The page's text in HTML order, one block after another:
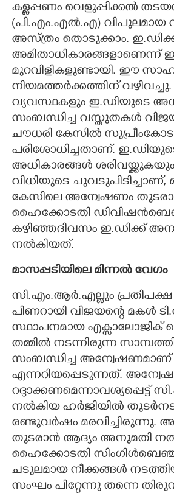
കള്ളപ്പണം വെളുപ്പിക്കൽ
(പി.എം.എൽ.എ) വിപുലമായ
അസ്ത്രം തൊടുക്കാം.
അമിതാധികാരങ്ങളാണെന്ന്
മുറവിളികളുണ്ടായി. ഈ
നിയമത്തർക്കത്തിന്
വ്യവസ്ഥകളും ഇ.ഡിയുടെ
സംബന്ധിച്ച വസ്തുതകൾ
ചൗധരി കേസിൽ
പരിശോധിച്ചതാണ്.
അധികാരങ്ങൾ
വിധിയുടെ ചുവടുപിടിച്ചാണ്,
കേസിലെ അന്വേഷണം
ഹൈക്കോടതി
കഴിഞ്ഞദിവസം ഇ.ഡിക്ക്
നൽകിയത്.
മാസപ്പടിയിലെ മിന്നൽ വേഗം
സി.എം.ആ‌ർ.എല്ലും
പിണറായി വിജയന്റെ മകൾ
സ്ഥാപനമായ
തമ്മിൽ നടന്നിരുന്ന
സംബന്ധിച്ച അന്വേഷണമാണ്
എന്നറിയപ്പെടുന്നത്.
നൽകിയ ഹർജിയിൽ
രണ്ടുവർഷം മരവിച്ചിരുന്നു.
തുടരാൻ ആദ്യം അനുമതി
ഹൈക്കോടതി
ചടുലമായ നീക്കങ്ങൾ
സംഘം പിറ്റേന്നു തന്നെ